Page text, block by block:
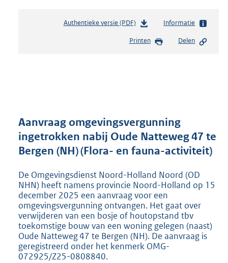
Authentieke versie (PDF)b
s
r
o
o
t
e
:
2
1
7
K
b
Informatie
Printen Delen
Aanvraag omgevingsvergunning
ingetrokken nabij Oude Natteweg 47 te
Bergen (NH) (Flora- en fauna-activiteit)
De Omgevingsdienst Noord-Holland Noord (OD
NHN) heeft namens provincie Noord-Holland op 15
december 2025 een aanvraag voor een
omgevingsvergunning ontvangen. Het gaat over
verwijderen van een bosje of houtopstand tbv
toekomstige bouw van een woning gelegen (naast)
Oude Natteweg 47 te Bergen (NH). De aanvraag is
geregistreerd onder het kenmerk OMG-
072925/Z25-0808840.